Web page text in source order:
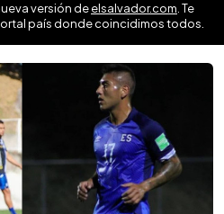
versión deelsalvador.com . Te
país donde coincidimos todos.